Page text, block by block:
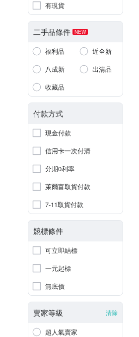
有現貨
二手品條件 NEW
福利品
近全新
八成新
出清品
收藏品
付款方式
現金付款
信用卡一次付清
分期0利率
萊爾富取貨付款
7-11取貨付款
競標條件
可立即結標
一元起標
無底價
賣家等級 清除
超人氣賣家